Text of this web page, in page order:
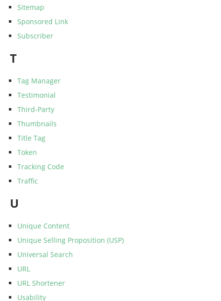
Sitemap
Sponsored Link
Subscriber
T
Tag Manager
Testimonial
Third-Party
Thumbnails
Title Tag
Token
Tracking Code
Traffic
U
Unique Content
Unique Selling Proposition (USP)
Universal Search
URL
URL Shortener
Usability